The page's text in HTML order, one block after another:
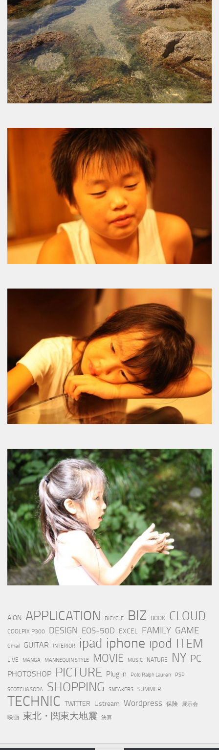
AION APPLICATION BICYCLE BIZ BOOK CLOUD
COOLPIX P300 DESIGN EOS-50D EXCEL FAMILY GAME
Gmail GUITAR INTERIOR ipad iphone ipod ITEM
LIVE MANGA MANNEQUIN STYLE MOVIE MUSIC NATURE NY PC
PHOTOSHOP PICTURE Plug in Polo Ralph Lauren PSP
SCOTCH&SODA SHOPPING SNEAKERS SUMMER
TECHNIC TWITTER Ustream Wordpress 保険 展示会
映画 東北・関東大地震 決算